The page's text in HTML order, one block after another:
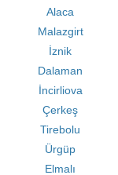
Alaca
Malazgirt
İznik
Dalaman
İncirliova
Çerkeş
Tirebolu
Ürgüp
Elmalı